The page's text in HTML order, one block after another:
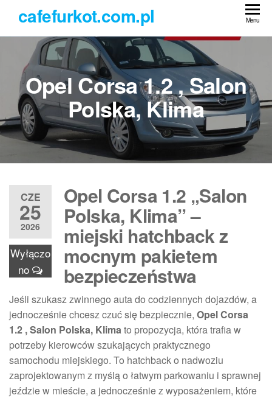
treści
cafefurkot.com.pl Menu
Opel Corsa 1.2 , Salon
Polska, Klima
CZE
25
2026
Wyłączo
no
Opel Corsa 1.2 „Salon
Polska, Klima” –
miejski hatchback z
mocnym pakietem
bezpieczeństwa
Jeśli szukasz zwinnego auta do codziennych dojazdów, a
jednocześnie chcesz czuć się bezpiecznie, Opel Corsa
1.2 , Salon Polska, Klimato propozycja, która trafia w
potrzeby kierowców szukających praktycznego
samochodu miejskiego. To hatchback o nadwoziu
zaprojektowanym z myślą o łatwym parkowaniu i sprawnej
jeździe w mieście, a jednocześnie z wyposażeniem, które